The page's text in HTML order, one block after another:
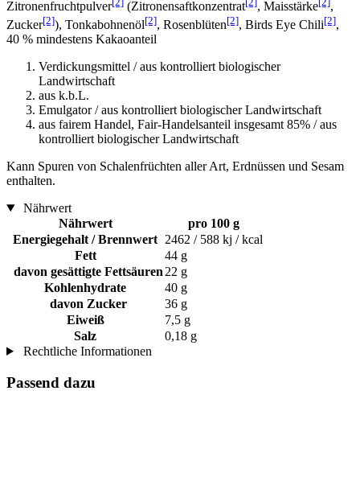
Zitronenfruchtpulver
(Zitronensaftkonzentrat , Maisstärke
,
Zucker[2]), Tonkabohnenöl[2], Rosenblüten[2], Birds Eye Chili[2],
40 % mindestens Kakaoanteil
Verdickungsmittel / aus kontrolliert biologischer
Landwirtschaft
aus k.b.L.
Emulgator / aus kontrolliert biologischer Landwirtschaft
aus fairem Handel, Fair-Handelsanteil insgesamt 85% / aus
kontrolliert biologischer Landwirtschaft
Kann Spuren von Schalenfrüchten aller Art, Erdnüssen und Sesam
enthalten.
Nährwert
Nährwert
pro 100 g
Energiegehalt / Brennwert 2462 / 588 kj / kcal
Fett
44 g
davon gesättigte Fettsäuren 22 g
Kohlenhydrate
40 g
davon Zucker
36 g
Eiweiß
7,5 g
Salz
0,18 g
Rechtliche Informationen
Passend dazu